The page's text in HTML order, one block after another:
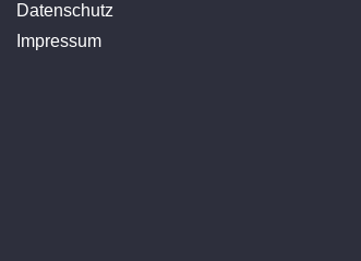
Datenschutz
Impressum